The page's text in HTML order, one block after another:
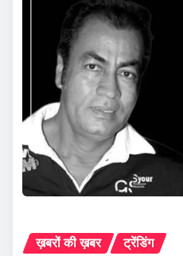
ख़बरों की ख़बर ट्रेंडिंग